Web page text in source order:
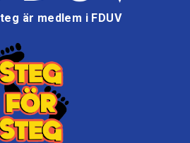
är medlem i FDUV